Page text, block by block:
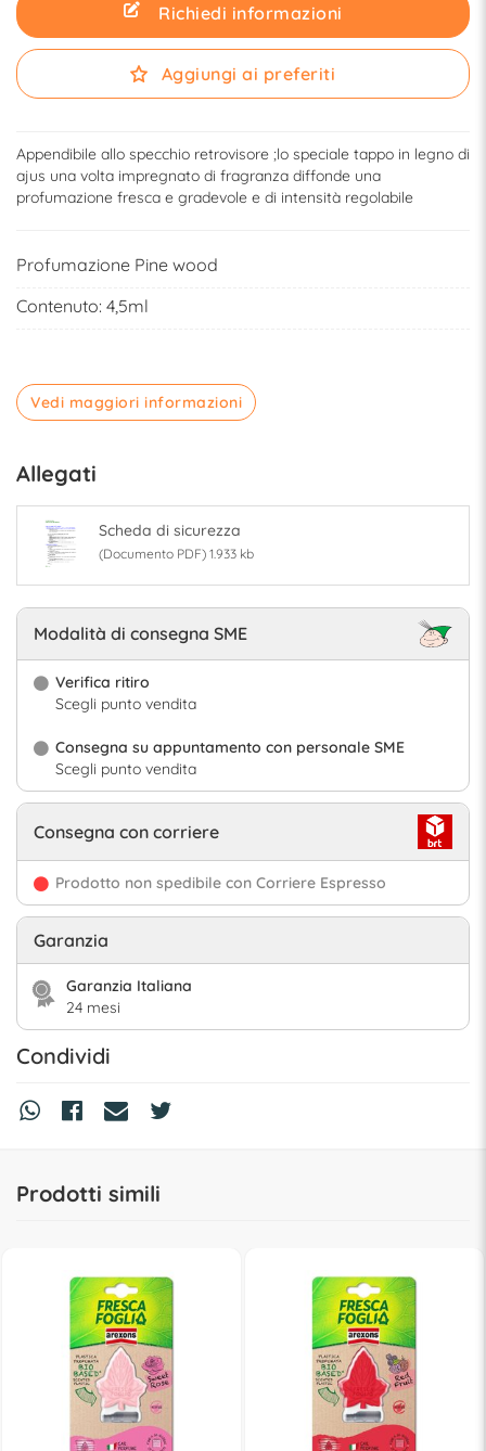
Richiedi informazioni
Aggiungi ai preferiti
Appendibile allo specchio retrovisore ;lo speciale tappo in legno di
ajus una volta impregnato di fragranza diffonde una
profumazione fresca e gradevole e di intensità regolabile
Profumazione Pine wood
Contenuto: 4,5ml
Vedi maggiori informazioni
Allegati
Scheda di sicurezza
(Documento PDF) 1.933 kb
Modalità di consegna SME
Verifica ritiro
Scegli punto vendita
Consegna su appuntamento con personale SME
Scegli punto vendita
Consegna con corriere
Prodotto non spedibile con Corriere Espresso
Garanzia
Garanzia Italiana
24 mesi
Condividi
Prodotti simili